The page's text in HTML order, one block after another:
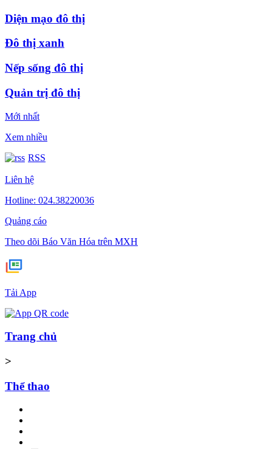
Diện mạo đô thị
Đô thị xanh
Nếp sống đô thị
Quản trị đô thị
Mới nhất
Xem nhiều
RSS
Liên hệ
Hotline: 024.38220036
Quảng cáo
Theo dõi Báo Văn Hóa trên MXH
Tải App
Trang chủ
>
Thể thao